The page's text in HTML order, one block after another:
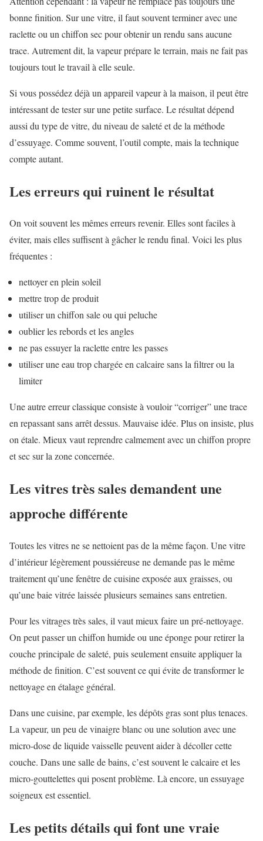
bonne finition. Sur une vitre, il faut souvent terminer avec une
raclette ou un chiffon sec pour obtenir un rendu sans aucune
trace. Autrement dit, la vapeur prépare le terrain, mais ne fait pas
toujours tout le travail à elle seule.
Si vous possédez déjà un appareil vapeur à la maison, il peut être
intéressant de tester sur une petite surface. Le résultat dépend
aussi du type de vitre, du niveau de saleté et de la méthode
d’essuyage. Comme souvent, l’outil compte, mais la technique
compte autant.
Les erreurs qui ruinent le résultat
On voit souvent les mêmes erreurs revenir. Elles sont faciles à
éviter, mais elles suffisent à gâcher le rendu final. Voici les plus
fréquentes :
nettoyer en plein soleil
mettre trop de produit
utiliser un chiffon sale ou qui peluche
oublier les rebords et les angles
ne pas essuyer la raclette entre les passes
utiliser une eau trop chargée en calcaire sans la filtrer ou la
limiter
Une autre erreur classique consiste à vouloir “corriger” une trace
en repassant sans arrêt dessus. Mauvaise idée. Plus on insiste, plus
on étale. Mieux vaut reprendre calmement avec un chiffon propre
et sec sur la zone concernée.
Les vitres très sales demandent une
approche différente
Toutes les vitres ne se nettoient pas de la même façon. Une vitre
d’intérieur légèrement poussiéreuse ne demande pas le même
traitement qu’une fenêtre de cuisine exposée aux graisses, ou
qu’une baie vitrée laissée plusieurs semaines sans entretien.
Pour les vitrages très sales, il vaut mieux faire un pré-nettoyage.
On peut passer un chiffon humide ou une éponge pour retirer la
couche principale de saleté, puis seulement ensuite appliquer la
méthode de finition. C’est souvent ce qui évite de transformer le
nettoyage en étalage général.
Dans une cuisine, par exemple, les dépôts gras sont plus tenaces.
La vapeur, un peu de vinaigre blanc ou une solution avec une
micro-dose de liquide vaisselle peuvent aider à décoller cette
couche. Dans une salle de bains, c’est souvent le calcaire et les
micro-gouttelettes qui posent problème. Là encore, un essuyage
soigneux est essentiel.
Les petits détails qui font une vraie